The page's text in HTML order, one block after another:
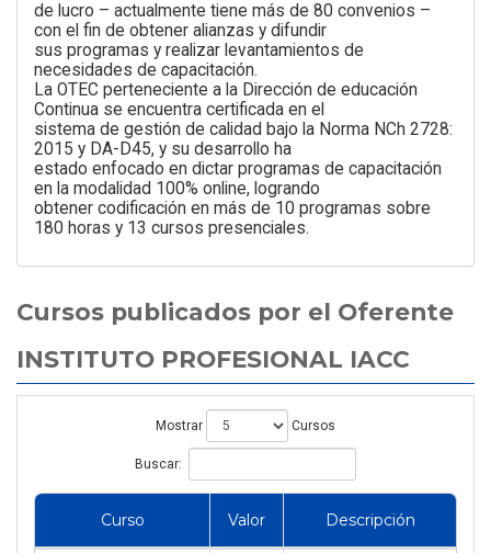
de lucro – actualmente tiene más de 80 convenios –
con el fin de obtener alianzas y difundir
sus programas y realizar levantamientos de
necesidades de capacitación.
La OTEC perteneciente a la Dirección de educación
Continua se encuentra certificada en el
sistema de gestión de calidad bajo la Norma NCh 2728:
2015 y DA-D45, y su desarrollo ha
estado enfocado en dictar programas de capacitación
en la modalidad 100% online, logrando
obtener codificación en más de 10 programas sobre
180 horas y 13 cursos presenciales.
Cursos publicados por el Oferente
INSTITUTO PROFESIONAL IACC
Mostrar Cursos
Buscar:
Curso Valor Descripción